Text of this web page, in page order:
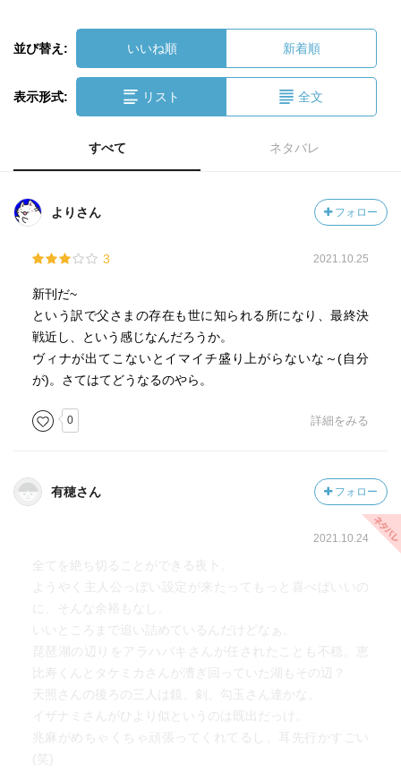
並び替え: いいね順 新着順
表示形式: リスト 全文
すべて ネタバレ
よりさん フォロー
3 2021.10.25
新刊だ~
という訳で父さまの存在も世に知られる所になり、最終決
戦近し、という感じなんだろうか。
ヴィナが出てこないとイマイチ盛り上がらないな～(自分
が)。さてはてどうなるのやら。
0 詳細をみる
有穂さん フォロー
2021.10.24
全てを絶ち切ることができる夜卜。
ようやく主人公っぽい設定が来たってもっと喜べばいいの
に、そんな余裕もなし。
いいところまで追い詰めているんだけどなぁ。
琵琶湖の辺りをアラハバキさんが任されたことも不穏。恵
比寿くんとタケミカさんが漕ぎ回っていた湖もその辺？
天照さんの後ろの三人は鏡、剣、勾玉さん達かな。
イザナミさんがひより似というのは既出だっけ。
兆麻がめちゃくちゃ頑張ってくれてるし、耳先行かすごい
(笑)